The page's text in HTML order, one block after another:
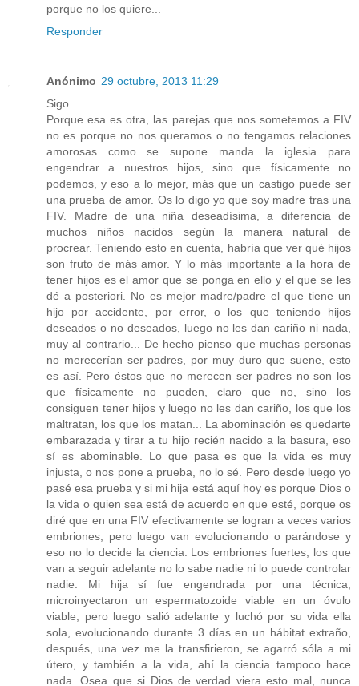
porque no los quiere...
Responder
Anónimo 29 octubre, 2013 11:29
Sigo...
Porque esa es otra, las parejas que nos sometemos a FIV
no es porque no nos queramos o no tengamos relaciones
amorosas como se supone manda la iglesia para
engendrar a nuestros hijos, sino que físicamente no
podemos, y eso a lo mejor, más que un castigo puede ser
una prueba de amor. Os lo digo yo que soy madre tras una
FIV. Madre de una niña deseadísima, a diferencia de
muchos niños nacidos según la manera natural de
procrear. Teniendo esto en cuenta, habría que ver qué hijos
son fruto de más amor. Y lo más importante a la hora de
tener hijos es el amor que se ponga en ello y el que se les
dé a posteriori. No es mejor madre/padre el que tiene un
hijo por accidente, por error, o los que teniendo hijos
deseados o no deseados, luego no les dan cariño ni nada,
muy al contrario... De hecho pienso que muchas personas
no merecerían ser padres, por muy duro que suene, esto
es así. Pero éstos que no merecen ser padres no son los
que físicamente no pueden, claro que no, sino los
consiguen tener hijos y luego no les dan cariño, los que los
maltratan, los que los matan... La abominación es quedarte
embarazada y tirar a tu hijo recién nacido a la basura, eso
sí es abominable. Lo que pasa es que la vida es muy
injusta, o nos pone a prueba, no lo sé. Pero desde luego yo
pasé esa prueba y si mi hija está aquí hoy es porque Dios o
la vida o quien sea está de acuerdo en que esté, porque os
diré que en una FIV efectivamente se logran a veces varios
embriones, pero luego van evolucionando o parándose y
eso no lo decide la ciencia. Los embriones fuertes, los que
van a seguir adelante no lo sabe nadie ni lo puede controlar
nadie. Mi hija sí fue engendrada por una técnica,
microinyectaron un espermatozoide viable en un óvulo
viable, pero luego salió adelante y luchó por su vida ella
sola, evolucionando durante 3 días en un hábitat extraño,
después, una vez me la transfirieron, se agarró sóla a mi
útero, y también a la vida, ahí la ciencia tampoco hace
nada. Osea que si Dios de verdad viera esto mal, nunca